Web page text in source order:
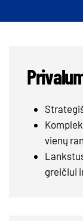
vienų
greičiui